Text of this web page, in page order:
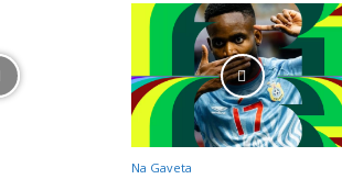
Na Gaveta